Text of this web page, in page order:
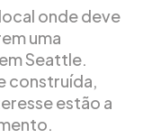
onde deve
uma
Seattle.
construída,
estão a